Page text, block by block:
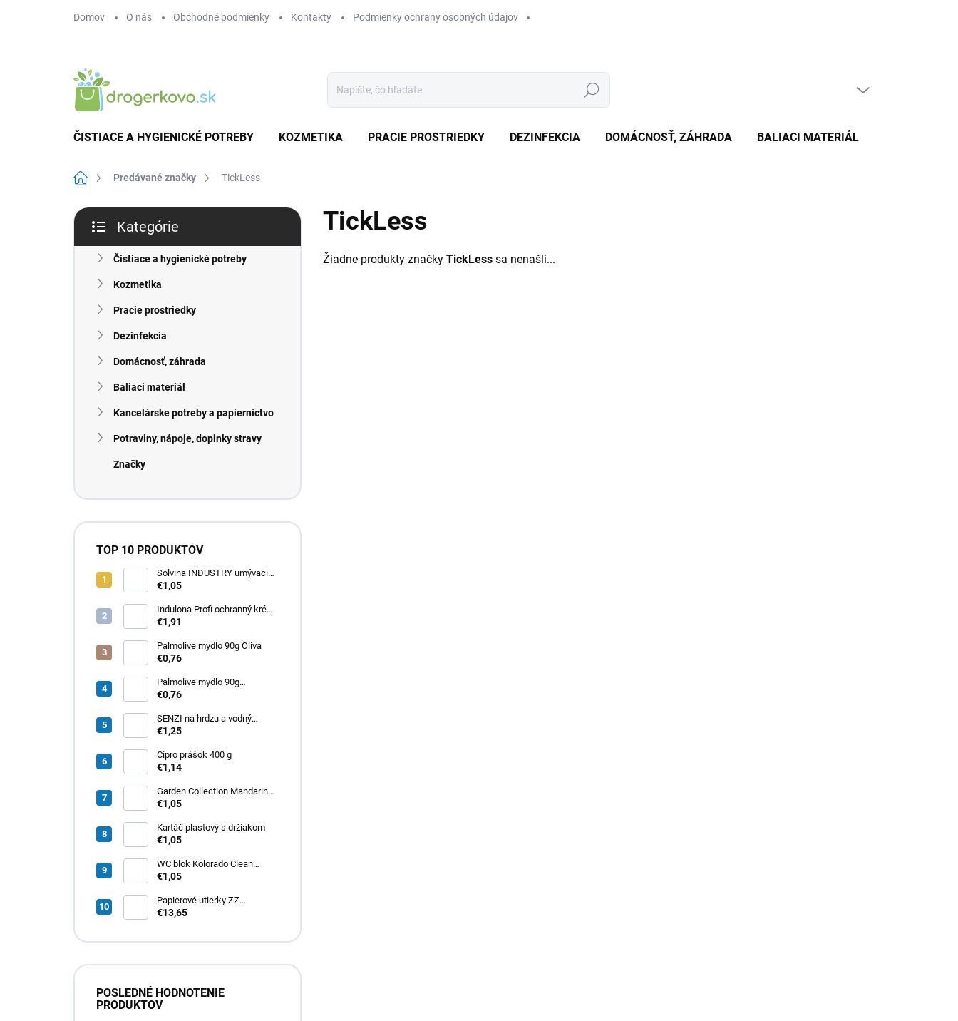
Domov O nás Obchodné podmienky Kontakty Podmienky ochrany osobných údajov
Hľadať
ČISTIACE A HYGIENICKÉ POTREBY KOZMETIKA PRACIE PROSTRIEDKY DEZINFEKCIA DOMÁCNOSŤ, ZÁHRADA BALIACI MATERIÁL
DomovPredávané značky TickLess
B
č
kategórie
Kategórie
Čistiace a hygienické potreby
Kozmetika
Pracie prostriedky
Dezinfekcia
Domácnosť, záhrada
Baliaci materiál
Kancelárske potreby a papierníctvo
Potraviny, nápoje, doplnky stravy
Značky
TOP 10 PRODUKTOV
Solvina INDUSTRY umývacia
pasta na ruky 450g
€1,05
Indulona Profi ochranný krém
na ruky 100ml
€1,91
Palmolive mydlo 90g Oliva
€0,76
Palmolive mydlo 90g
Milk&amp;Honey
€0,76
SENZI na hrdzu a vodný
kameň 450 g
€1,25
Cipro prášok 400 g
€1,14
Garden Collection Mandarin
osviežovač vzduchu 300ml
€1,05
Kartáč plastový s držiakom
€1,05
WC blok Kolorado Clean
Aroma Exotické Kvety 40g
€1,05
Papierové utierky ZZ
zelené (4000ks) 1vrst.
€13,65
POSLEDNÉ HODNOTENIE
PRODUKTOV
TickLess
Žiadne produkty značky TickLess sa nenašli...